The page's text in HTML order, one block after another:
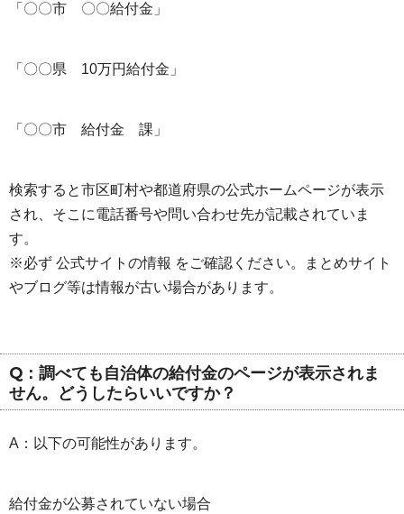
「〇〇市 〇〇給付金」
「〇〇県 10万円給付金」
「〇〇市 給付金 課」
検索すると市区町村や都道府県の公式ホームページが表示
され、そこに電話番号や問い合わせ先が記載されていま
す。
※必ず 公式サイトの情報 をご確認ください。まとめサイト
やブログ等は情報が古い場合があります。
Q：調べても自治体の給付金のページが表示されま
せん。どうしたらいいですか？
A：以下の可能性があります。
給付金が公募されていない場合